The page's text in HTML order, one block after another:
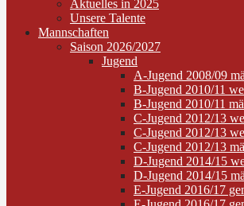
Aktuelles in 2025
Unsere Talente
Mannschaften
Saison 2026/2027
Jugend
A-Jugend 2008/09
B-Jugend 2010/11
B-Jugend 2010/11
C-Jugend 2012/13
C-Jugend 2012/13
C-Jugend 2012/13
D-Jugend 2014/15
D-Jugend 2014/15
E-Jugend 2016/17